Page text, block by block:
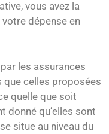
vous avez la
dépense en
les assurances
que celles proposées
quelle que soit
donné qu’elles sont
situe au niveau du